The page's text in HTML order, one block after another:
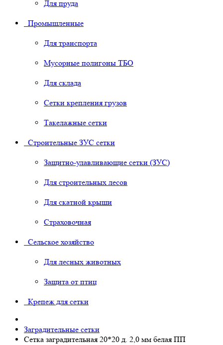
Для пруда
Промышленные
Для транспорта
Мусорные полигоны ТБО
Для склада
Сетки крепления грузов
Такелажные сетки
Строительные ЗУС сетки
Защитно-улавливающие сетки (ЗУС)
Для строительных лесов
Для скатной крыши
Страховочная
Сельское хозяйство
Для лесных животных
Защита от птиц
Крепеж для сетки
Заградительные сетки
Сетка заградительная 20*20 д. 2,0 мм белая ПП